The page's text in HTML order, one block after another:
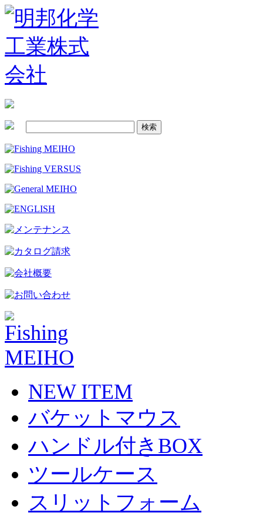
NEW ITEM
バケットマウス
ハンドル付きBOX
ツールケース
スリットフォーム